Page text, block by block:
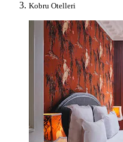
Kobru Otelleri